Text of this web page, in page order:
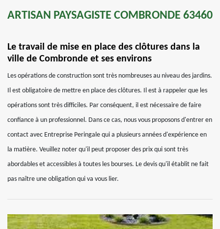
ARTISAN PAYSAGISTE COMBRONDE 63460
Le travail de mise en place des clôtures dans la
ville de Combronde et ses environs
Les opérations de construction sont très nombreuses au niveau des jardins.
Il est obligatoire de mettre en place des clôtures. Il est à rappeler que les
opérations sont très difficiles. Par conséquent, il est nécessaire de faire
confiance à un professionnel. Dans ce cas, nous vous proposons d'entrer en
contact avec Entreprise Peringale qui a plusieurs années d'expérience en
la matière. Veuillez noter qu'il peut proposer des prix qui sont très
abordables et accessibles à toutes les bourses. Le devis qu'il établit ne fait
pas naître une obligation qui va vous lier.